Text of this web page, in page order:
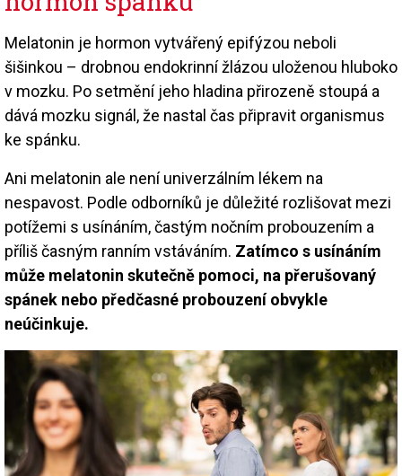
Melatonin je hormon vytvářený epifýzou neboli
šišinkou – drobnou endokrinní žlázou uloženou hluboko
v mozku. Po setmění jeho hladina přirozeně stoupá a
dává mozku signál, že nastal čas připravit organismus
ke spánku.
Ani melatonin ale není univerzálním lékem na
nespavost. Podle odborníků je důležité rozlišovat mezi
potížemi s usínáním, častým nočním probouzením a
příliš časným ranním vstáváním. Zatímco s usínáním
může melatonin skutečně pomoci, na přerušovaný
spánek nebo předčasné probouzení obvykle
neúčinkuje.
Image